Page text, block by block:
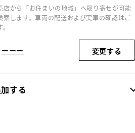
店から「お住まいの地域」へ取り寄せが可能
索します。車両の配送および実車の確認はご
ーーー 変更する
する